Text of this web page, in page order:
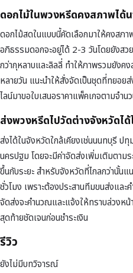
ดอกไม้ในพวงหรีดคงสภาพได้
ดอกไม้สดในแบบนี้คัดเลือกมาให้คงสภ
อภิธรรมดอกจะอยู่ได้ 2-3 วันโดยยังสว
กว่ากุหลาบและลิลลี่ ทำให้ภาพรวมยังค
หลายวัน แนะนำให้สั่งจัดเป็นชุดที่ทยอย
ไลน์มาขอใบเสนอราคาแพ็คเกจตามจำน
ส่งพวงหรีดไปวัดต่างจังหวัดได้
ส่งได้ในจังหวัดใกล้เคียงเช่นนนทบุรี ป
นครปฐม โดยจะมีค่าจัดส่งเพิ่มเติมตาม
ขึ้นกับระยะ สำหรับจังหวัดที่ไกลกว่านั้น
ชั่วโมง เพราะต้องประสานทีมขนส่งแล
จัดส่งจะคำนวณและแจ้งให้ทราบล่วงห
สุดท้ายชัดเจนก่อนชำระเงิน
รีวิว
ยังไม่มีบทวิจารณ์